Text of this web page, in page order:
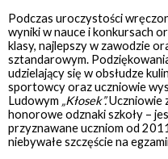
Podczas uroczystości
wyniki w nauce i konkursach
klasy, najlepszy w zawodzie
sztandarowym.
udzielający się w obsłudze
sportowcy oraz uczniowie
Ludowym „Kłosek”.Uczniowie
honorowe odznaki szkoły –
przyznawane uczniom od
niebywałe szczęście na